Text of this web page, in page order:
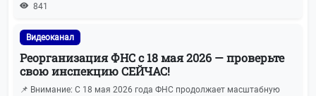
841
Видеоканал
Реорганизация ФНС с 18 мая 2026 — проверьте
свою инспекцию СЕЙЧАС!
📌 Внимание: С 18 мая 2026 года ФНС продолжает масштабную